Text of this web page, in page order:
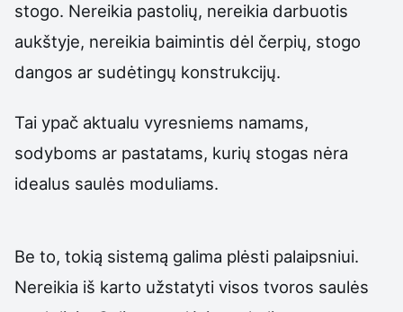
stogo. Nereikia pastolių, nereikia darbuotis
aukštyje, nereikia baimintis dėl čerpių, stogo
dangos ar sudėtingų konstrukcijų.
Tai ypač aktualu vyresniems namams,
sodyboms ar pastatams, kurių stogas nėra
idealus saulės moduliams.
Be to, tokią sistemą galima plėsti palaipsniui.
Nereikia iš karto užstatyti visos tvoros saulės